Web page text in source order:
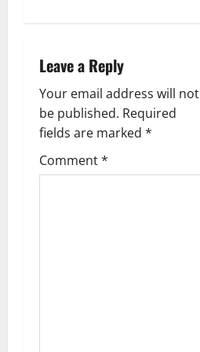
v
i
g
a
Leave a Reply
Your email address will not
be published. Required
fields are marked *
Comment*